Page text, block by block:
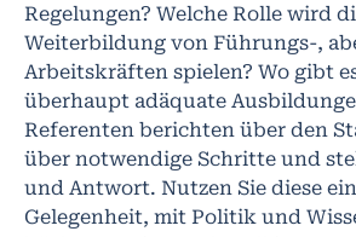
Regelungen? Welche Rolle wird
Weiterbildung von Führungs-,
Arbeitskräften spielen? Wo gibt
überhaupt adäquate
Referenten berichten über den
über notwendige Schritte und
und Antwort. Nutzen Sie diese
Gelegenheit, mit Politik und